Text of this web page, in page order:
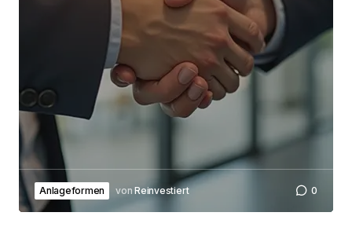
Anlageformen von Reinvestiert 0